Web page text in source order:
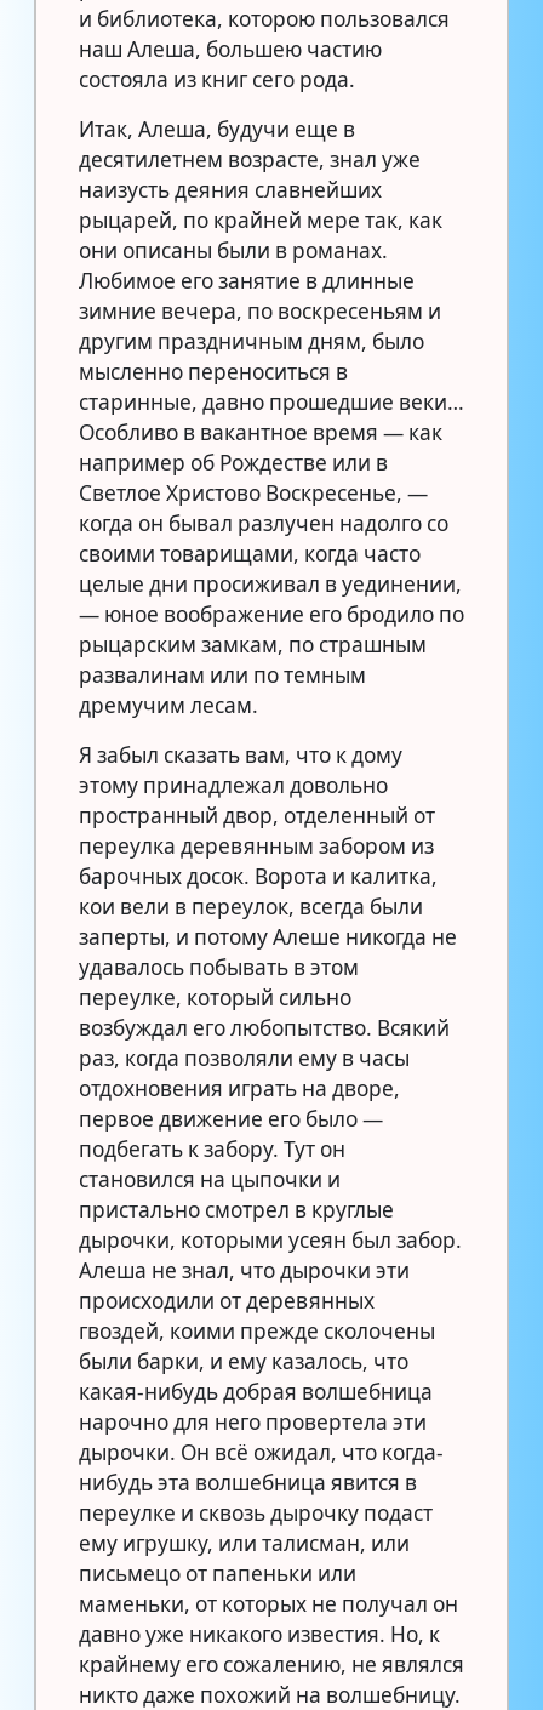
и библиотека, которою пользовался
наш Алеша, большею частию
состояла из книг сего рода.
Итак, Алеша, будучи еще в
десятилетнем возрасте, знал уже
наизусть деяния славнейших
рыцарей, по крайней мере так, как
они описаны были в романах.
Любимое его занятие в длинные
зимние вечера, по воскресеньям и
другим праздничным дням, было
мысленно переноситься в
старинные, давно прошедшие веки…
Особливо в вакантное время — как
например об Рождестве или в
Светлое Христово Воскресенье, —
когда он бывал разлучен надолго со
своими товарищами, когда часто
целые дни просиживал в уединении,
— юное воображение его бродило по
рыцарским замкам, по страшным
развалинам или по темным
дремучим лесам.
Я забыл сказать вам, что к дому
этому принадлежал довольно
пространный двор, отделенный от
переулка деревянным забором из
барочных досок. Ворота и калитка,
кои вели в переулок, всегда были
заперты, и потому Алеше никогда не
удавалось побывать в этом
переулке, который сильно
возбуждал его любопытство. Всякий
раз, когда позволяли ему в часы
отдохновения играть на дворе,
первое движение его было —
подбегать к забору. Тут он
становился на цыпочки и
пристально смотрел в круглые
дырочки, которыми усеян был забор.
Алеша не знал, что дырочки эти
происходили от деревянных
гвоздей, коими прежде сколочены
были барки, и ему казалось, что
какая-нибудь добрая волшебница
нарочно для него провертела эти
дырочки. Он всё ожидал, что когда-
нибудь эта волшебница явится в
переулке и сквозь дырочку подаст
ему игрушку, или талисман, или
письмецо от папеньки или
маменьки, от которых не получал он
давно уже никакого известия. Но, к
крайнему его сожалению, не являлся
никто даже похожий на волшебницу.